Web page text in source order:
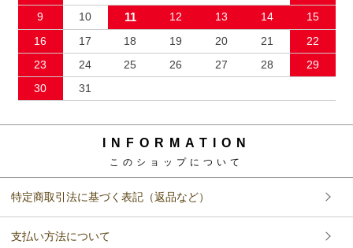
9
10 11 12 13 14
15
16
17 18 19 20 21
22
23
24 25 26 27 28
29
30
31
INFORMATION
このショップについて
特定商取引法に基づく表記（返品など）
支払い方法について